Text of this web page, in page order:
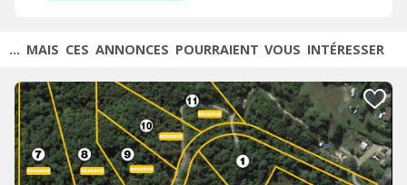
... MAIS CES ANNONCES POURRAIENT VOUS INTÉRESSER